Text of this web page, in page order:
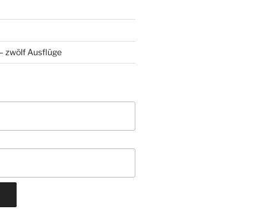
zwölf Ausflüge